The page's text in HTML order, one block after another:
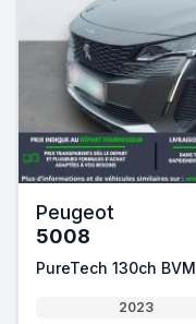
Peugeot
5008
PureTech 130ch BVM
2023